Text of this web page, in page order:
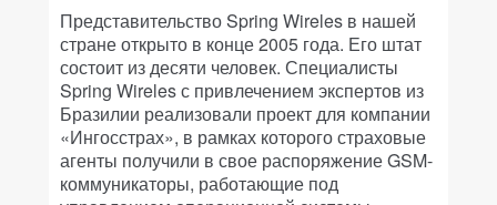
Представительство Spring Wireles в нашей
стране открыто в конце 2005 года. Его штат
состоит из десяти человек. Специалисты
Spring Wireles с привлечением экспертов из
Бразилии реализовали проект для компании
«Ингосстрах», в рамках которого страховые
агенты получили в свое распоряжение GSM-
коммуникаторы, работающие под